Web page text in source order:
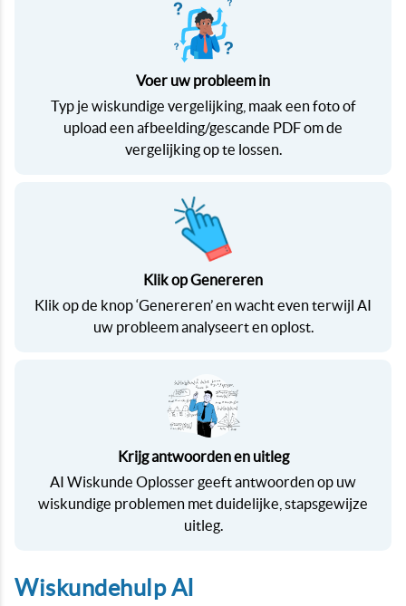
Voer uw probleem in
Typ je wiskundige vergelijking, maak een foto of
upload een afbeelding/gescande PDF om de
vergelijking op te lossen.
Klik op Genereren
Klik op de knop ‘Genereren’ en wacht even terwijl AI
uw probleem analyseert en oplost.
Krijg antwoorden en uitleg
AI Wiskunde Oplosser geeft antwoorden op uw
wiskundige problemen met duidelijke, stapsgewijze
uitleg.
Wiskundehulp AI